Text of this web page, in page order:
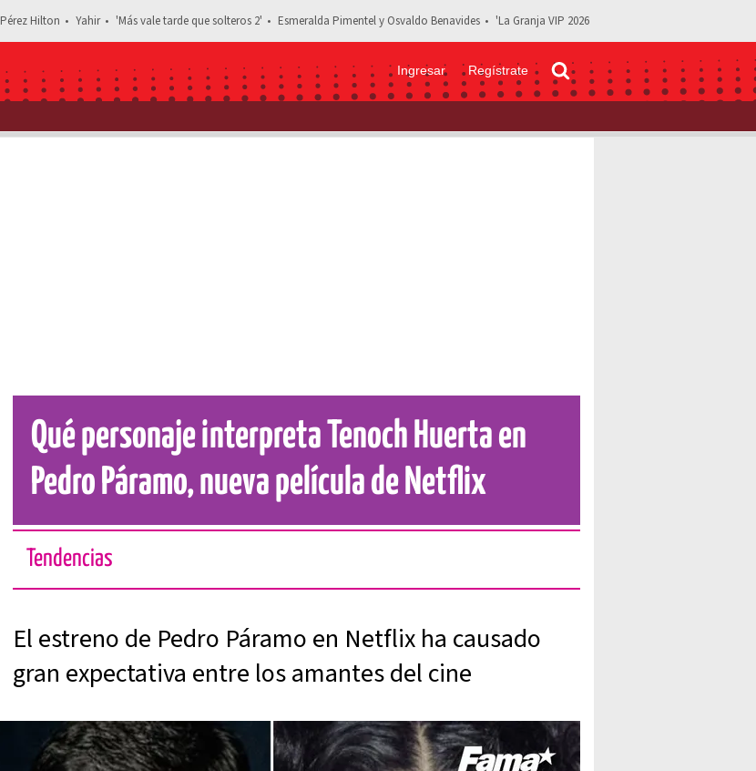
Pérez Hilton Yahir 'Más vale tarde que solteros 2' Esmeralda Pimentel y Osvaldo Benavides 'La Granja VIP 2026
Ingresar Regístrate
Estás leyendo: Qué personaje interpreta Tenoch Huerta en Pedro Páramo, nueva película de Netflix
Qué personaje interpreta Tenoch Huerta en
Pedro Páramo, nueva película de Netflix
Tendencias
El estreno de Pedro Páramo en Netflix ha causado
gran expectativa entre los amantes del cine